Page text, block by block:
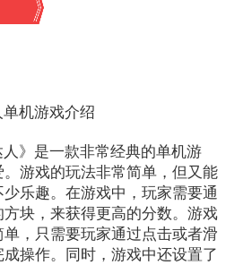
机游戏介绍
人》是一款非常经典的单机游
游戏的玩法非常简单，但又能
乐趣。在游戏中，玩家需要通
块，来获得更高的分数。游戏
，只需要玩家通过点击或者滑
操作。同时，游戏中还设置了